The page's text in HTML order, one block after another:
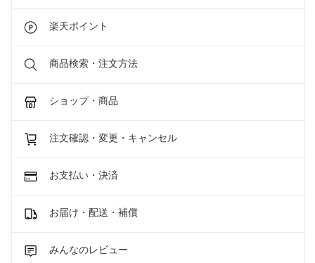
楽天ポイント
商品検索・注文方法
ショップ・商品
注文確認・変更・キャンセル
お支払い・決済
お届け・配送・補償
みんなのレビュー